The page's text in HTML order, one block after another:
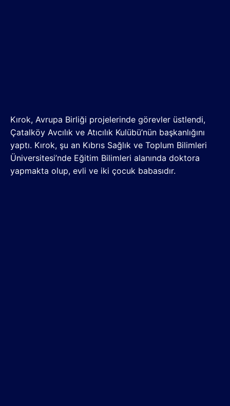
Kırok, Avrupa Birliği projelerinde görevler üstlendi,
Çatalköy Avcılık ve Atıcılık Kulübü’nün başkanlığını
yaptı. Kırok, şu an Kıbrıs Sağlık ve Toplum Bilimleri
Üniversitesi’nde Eğitim Bilimleri alanında doktora
yapmakta olup, evli ve iki çocuk babasıdır.